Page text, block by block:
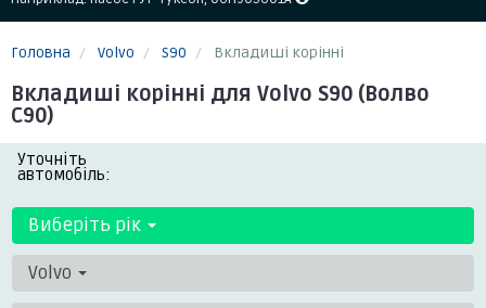
Головна Volvo S90 Вкладиші корінні
Вкладиші корінні для Volvo S90 (Волво
С90)
Уточніть
автомобіль:
Виберіть рік
Volvo